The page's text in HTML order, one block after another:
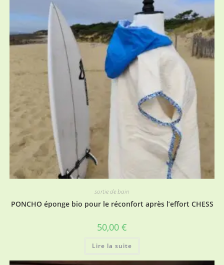
sortie de bain
PONCHO éponge bio pour le réconfort après l’effort CHESS
50,00 €
Lire la suite